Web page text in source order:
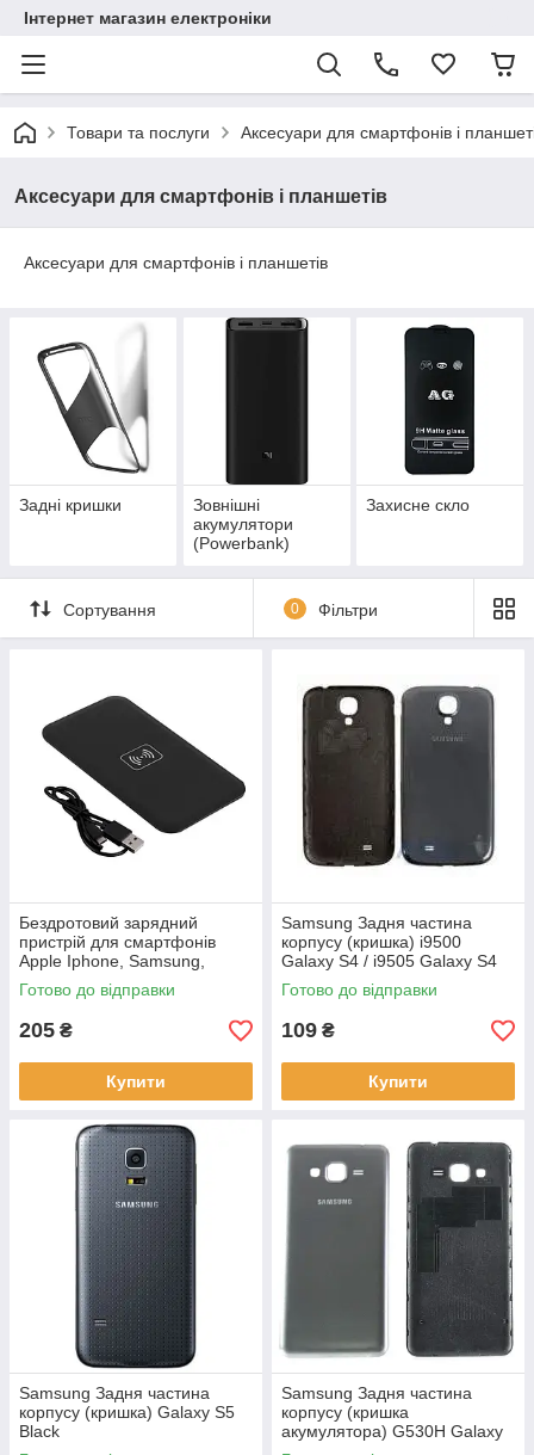
Інтернет магазин електроніки
Товари та послуги Аксесуари для смартфонів і
Аксесуари для смартфонів і планшетів
Аксесуари для смартфонів і планшетів
Задні кришки
Зовнішні
акумулятори
(Powerbank)
Захисне скло
Сортування 0 Фільтри
Бездротовий зарядний
пристрій для смартфонів
Apple Iphone, Samsung,
Nexus, Ipad
Готово до відправки
205 ₴
Купити
Samsung Задня частина
корпусу (кришка) i9500
Galaxy S4 / i9505 Galaxy S4
Mist Black
Готово до відправки
109 ₴
Купити
Samsung Задня частина
корпусу (кришка) Galaxy S5
Black
Samsung Задня частина
корпусу (кришка
акумулятора) G530H Galaxy
Grand Prime Black